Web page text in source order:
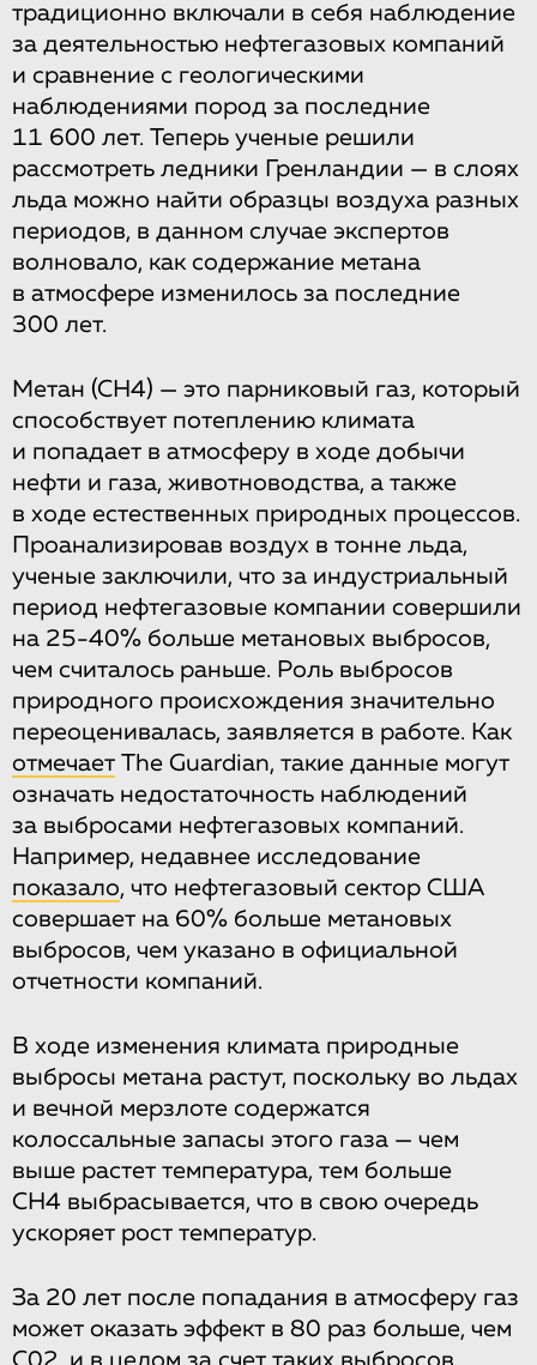
традиционно включали в себя наблюдение
за деятельностью нефтегазовых компаний
и сравнение с геологическими
наблюдениями пород за последние
11 600 лет. Теперь ученые решили
рассмотреть ледники Гренландии — в слоях
льда можно найти образцы воздуха разных
периодов, в данном случае экспертов
волновало, как содержание метана
в атмосфере изменилось за последние
300 лет.
Метан (СН4) — это парниковый газ, который
способствует потеплению климата
и попадает в атмосферу в ходе добычи
нефти и газа, животноводства, а также
в ходе естественных природных процессов.
Проанализировав воздух в тонне льда,
ученые заключили, что за индустриальный
период нефтегазовые компании совершили
на 25-40% больше метановых выбросов,
чем считалось раньше. Роль выбросов
природного происхождения значительно
переоценивалась, заявляется в работе. Как
отмечает The Guardian, такие данные могут
означать недостаточность наблюдений
за выбросами нефтегазовых компаний.
Например, недавнее исследование
показало, что нефтегазовый сектор США
совершает на 60% больше метановых
выбросов, чем указано в официальной
отчетности компаний.
В ходе изменения климата природные
выбросы метана растут, поскольку во льдах
и вечной мерзлоте содержатся
колоссальные запасы этого газа — чем
выше растет температура, тем больше
CH4 выбрасывается, что в свою очередь
ускоряет рост температур.
За 20 лет после попадания в атмосферу газ
может оказать эффект в 80 раз больше, чем